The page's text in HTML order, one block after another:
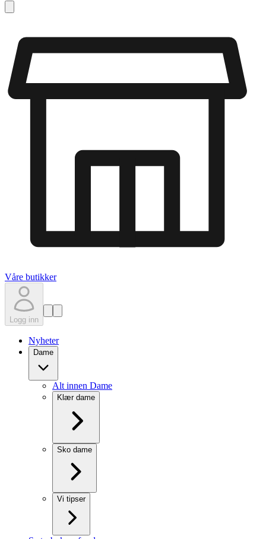
Våre butikker
Logg inn
Nyheter
Dame
Alt innen Dame
Klær dame
Sko dame
Vi tipser